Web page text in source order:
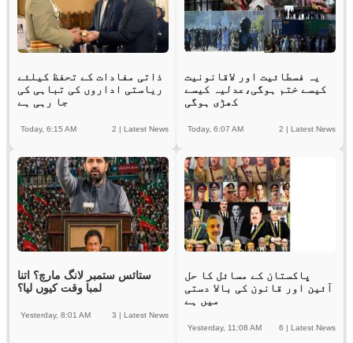
ذاتی مفادات کے تحفظ کیلئے
ریاستی اداروں کی تباہی کی
جا رہی ہے
2 | Latest News
Today, 6:15 AM
یہ فسطائیت اور لاقانونیت
کیسے ختم ہوگی،عدلیہ کیسے
کھڑی ہوگی
2 | Latest News
Today, 6:07 AM
ستائس ستمبر لانگ مارچ؟ اتنا
لمبا وقت کیوں لیا؟
3 | Latest News
Yesterday, 8:01 AM
پاکستان کے مسائل کا حل
آئین اور قانون کی بالا دستی
میں ہے
6 | Latest News
Yesterday, 11:08 AM